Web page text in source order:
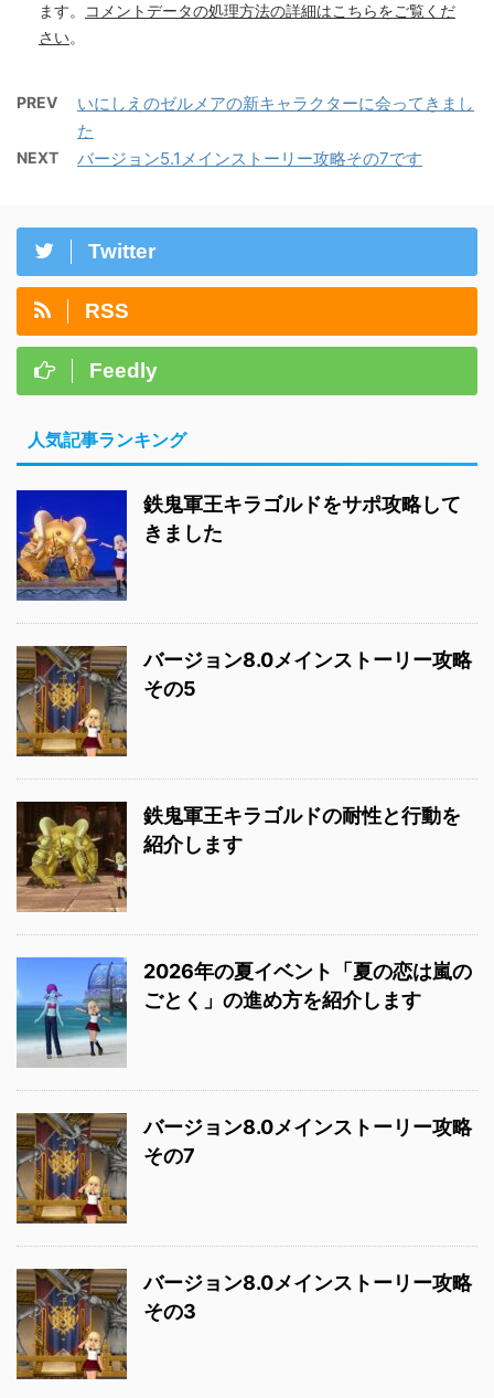
ます。
コメントデータの処理方法の詳細はこちらをご覧くだ
さい。
PREV
いにしえのゼルメアの新キャラクターに会ってきまし
た
NEXT バージョン5.1メインストーリー攻略その7です
Twitter
RSS
Feedly
人気記事ランキング
鉄鬼軍王キラゴルドをサポ攻略して
きました
バージョン8.0メインストーリー攻略
その5
鉄鬼軍王キラゴルドの耐性と行動を
紹介します
2026年の夏イベント「夏の恋は嵐の
ごとく」の進め方を紹介します
バージョン8.0メインストーリー攻略
その7
バージョン8.0メインストーリー攻略
その3